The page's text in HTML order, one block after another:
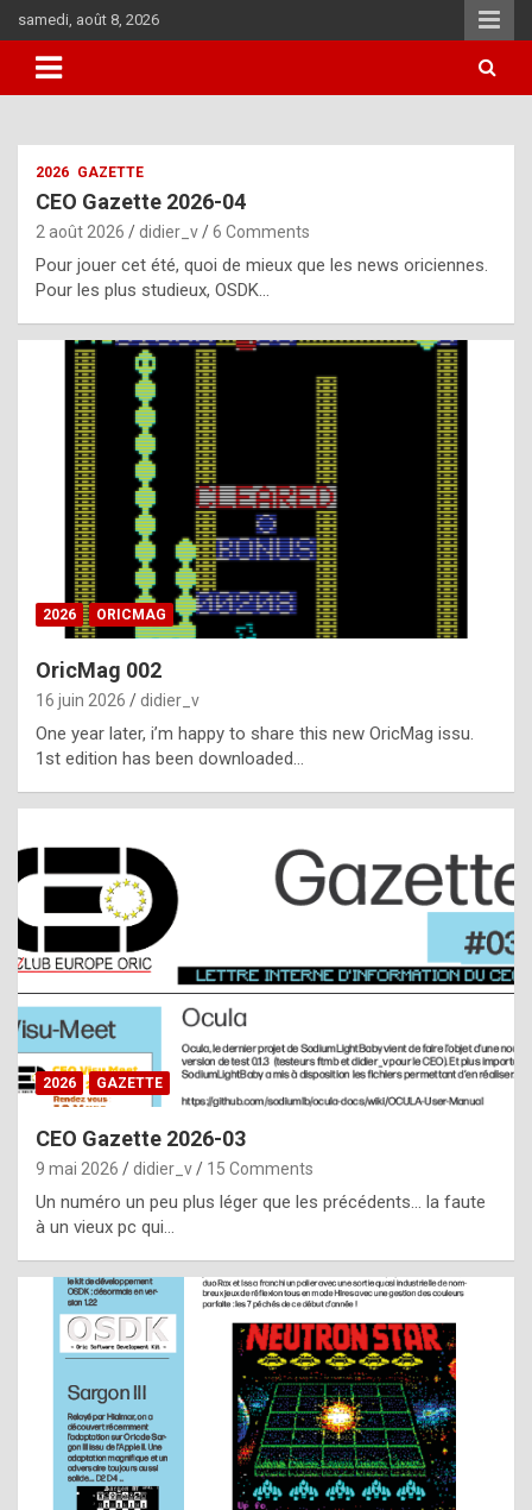
to
content
samedi, août 8, 2026
i
u
l
y
d
i
ff
i
l
t
t
s
t
a
s
i
e
f
o
m
m
a
y
b
e
2026 GAZETTE
CEO Gazette 2026-04
2 août 2026 didier_v 6 Comments
Pour jouer cet été, quoi de mieux que les news oriciennes.
Pour les plus studieux, OSDK…
2026 ORICMAG
OricMag 002
16 juin 2026 didier_v
One year later, i’m happy to share this new OricMag issu.
1st edition has been downloaded…
2026 GAZETTE
CEO Gazette 2026-03
9 mai 2026 didier_v 15 Comments
Un numéro un peu plus léger que les précédents… la faute
à un vieux pc qui…